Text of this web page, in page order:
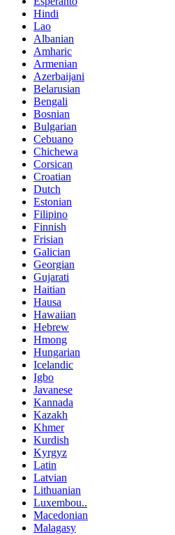
Hindi
Lao
Albanian
Amharic
Armenian
Azerbaijani
Belarusian
Bengali
Bosnian
Bulgarian
Cebuano
Chichewa
Corsican
Croatian
Dutch
Estonian
Filipino
Finnish
Frisian
Galician
Georgian
Gujarati
Haitian
Hausa
Hawaiian
Hebrew
Hmong
Hungarian
Icelandic
Igbo
Javanese
Kannada
Kazakh
Khmer
Kurdish
Kyrgyz
Latin
Latvian
Lithuanian
Luxembou..
Macedonian
Malagasy